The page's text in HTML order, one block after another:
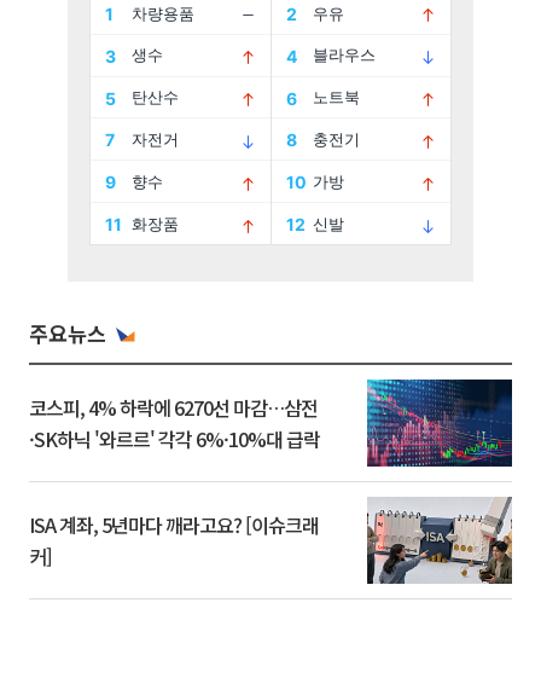
주요뉴스
코스피, 4% 하락에 6270선 마감…삼전
·SK하닉 '와르르' 각각 6%·10%대 급락
ISA 계좌, 5년마다 깨라고요? [이슈크래
커]